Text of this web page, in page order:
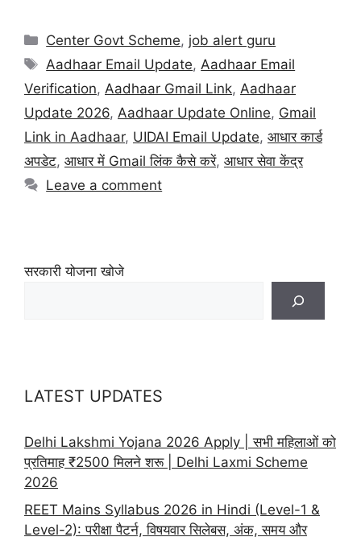
Center Govt Scheme, job alert guru
Aadhaar Email Update,Aadhaar Email
Verification, Aadhaar Gmail Link, Aadhaar
Update 2026, Aadhaar Update Online, Gmail
Link in Aadhaar, UIDAI Email Update, आधार कार्ड
अपडेट, आधार में Gmail लिंक कैसे करें, आधार सेवा केंद्र
Leave a comment
सरकारी योजना खोजे
LATEST UPDATES
Delhi Lakshmi Yojana 2026 Apply | सभी महिलाओं को
प्रतिमाह ₹2500 मिलने शरू | Delhi Laxmi Scheme
2026
REET Mains Syllabus 2026 in Hindi (Level-1 &
Level-2): परीक्षा पैटर्न, विषयवार सिलेबस, अंक, समय और